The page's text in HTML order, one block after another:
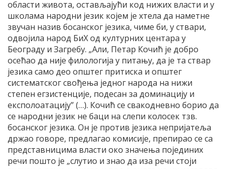
области живота, остављајући код нижих власти и у
школама народни језик којем је хтела да наметне
звучан назив босанског језика, чиме би, у ствари,
одвојила народ БиХ од културних центара у
Београду и Загребу. „Али, Петар Кочић је добро
осећао да није филологија у питању, да је та ствар
језика само део општег притиска и општег
систематског свођења једног народа на нижи
степен егзистенције, подесан за доминацију и
експолоатацију” (…). Кочић се свакодневно борио да
се народни језик не баци на слепи колосек тзв.
босанског језика. Он је против језика непријатеља
држао говоре, предлагао комисије, препирао се са
представницима власти око значења појединих
речи пошто је „слутио и знао да иза речи стоји